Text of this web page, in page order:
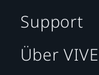
Support
Über VIVE